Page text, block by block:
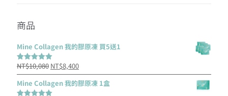
商品
Mine Collagen 我的膠原凍 買5送1
評分5.00
NT$10,080 原
始
價
NT$8,400目
前
Mine Collagen 我的膠原凍 1盒